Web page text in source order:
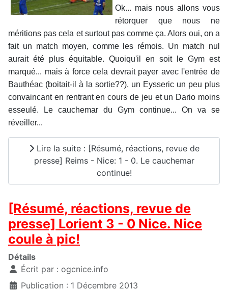
Ok... mais nous allons vous
rétorquer que nous ne
méritions pas cela et surtout pas comme ça. Alors oui, on a
fait un match moyen, comme les rémois. Un match nul
aurait été plus équitable. Quoiqu'il en soit le Gym est
marqué... mais à force cela devrait payer avec l'entrée de
Bauthéac (boitait-il à la sortie??), un Eysseric un peu plus
convaincant en rentrant en cours de jeu et un Dario moins
esseulé. Le cauchemar du Gym continue... On va se
réveiller...
Lire la suite : [Résumé, réactions, revue de
presse] Reims - Nice: 1 - 0. Le cauchemar
continue!
[Résumé, réactions, revue de
presse] Lorient 3 - 0 Nice. Nice
coule à pic!
Détails
Écrit par : ogcnice.info
Publication : 1 Décembre 2013